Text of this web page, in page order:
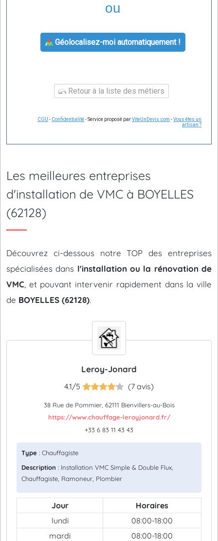
ou
Géolocalisez-moi automatiquement !
Retour à la liste des métiers
CGU - Confidentialité- Service proposé parViteUnDevis.com -Vous êtes un
artisan ?
Les meilleures entreprises
d'installation de VMC à BOYELLES
(62128)
Découvrez ci-dessous notre TOP des entreprises
spécialisées dans l'installation ou la rénovation de
VMC , et pouvant intervenir rapidement dans la ville
de BOYELLES (62128).
Leroy-Jonard
4.1/5 (7 avis)
38 Rue de Pommier, 62111 Bienvillers-au-Bois
https://www.chauffage-leroyjonard.fr/
+33 6 83 11 43 43
Type : Chauffagiste
Description : Installation VMC Simple & Double Flux,
Chauffagiste, Ramoneur, Plombier
Jour
Horaires
lundi
08:00-18:00
mardi
08:00-18:00